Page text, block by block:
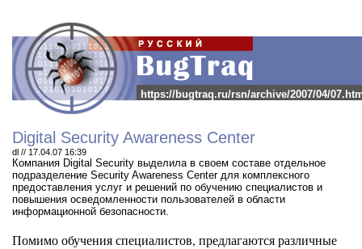
https://bugtraq.ru/rsn/archive/2007/04/
Digital Security Awareness Center
dl // 17.04.07 16:39
Компания Digital Security выделила в своем составе отдельное
подразделение Security Awareness Center для комплексного
предоставления услуг и решений по обучению специалистов и
повышения осведомленности пользователей в области
информационной безопасности.
Помимо обучения специалистов, предлагаются различные